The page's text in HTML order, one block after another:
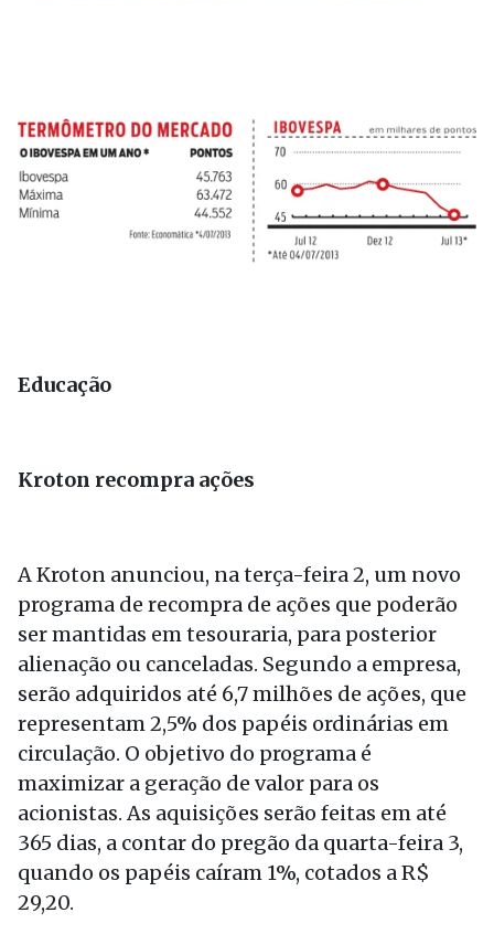
Educação
Kroton recompra ações
A Kroton anunciou, na terça-feira 2, um novo
programa de recompra de ações que poderão
ser mantidas em tesouraria, para posterior
alienação ou canceladas. Segundo a empresa,
serão adquiridos até 6,7 milhões de ações, que
representam 2,5% dos papéis ordinárias em
circulação. O objetivo do programa é
maximizar a geração de valor para os
acionistas. As aquisições serão feitas em até
365 dias, a contar do pregão da quarta-feira 3,
quando os papéis caíram 1%, cotados a R$
29,20.